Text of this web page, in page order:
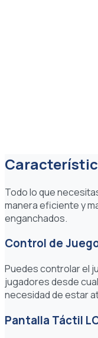
Todo lo que
manera eficiente y
enganchados.
Control de
Puedes controlar el
jugadores desde
necesidad de estar
Pantalla Táctil